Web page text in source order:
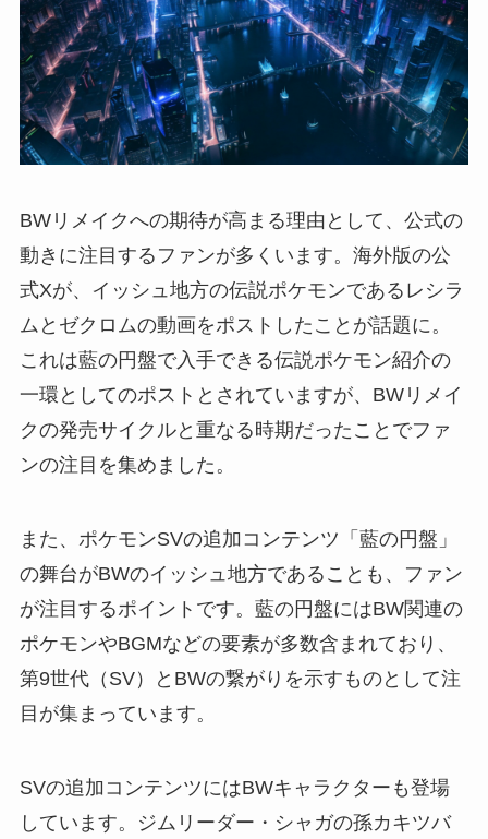
BWリメイクへの期待が高まる理由として、公式の
動きに注目するファンが多くいます。海外版の公
式Xが、イッシュ地方の伝説ポケモンであるレシラ
ムとゼクロムの動画をポストしたことが話題に。
これは藍の円盤で入手できる伝説ポケモン紹介の
一環としてのポストとされていますが、BWリメイ
クの発売サイクルと重なる時期だったことでファ
ンの注目を集めました。
また、ポケモンSVの追加コンテンツ「藍の円盤」
の舞台がBWのイッシュ地方であることも、ファン
が注目するポイントです。藍の円盤にはBW関連の
ポケモンやBGMなどの要素が多数含まれており、
第9世代（SV）とBWの繋がりを示すものとして注
目が集まっています。
SVの追加コンテンツにはBWキャラクターも登場
しています。ジムリーダー・シャガの孫カキツバ